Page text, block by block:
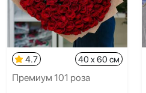
4.7 40 x 60 см
Премиум 101 роза